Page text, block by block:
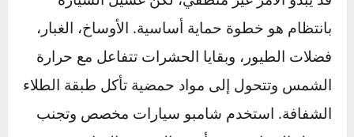
المقصورة الداخلية.
خط الدفاع الأول – الحماية الخارجية (طلاء
وهيكل السيارة)
هيكل سيارتك هو درعها الأول، وإليك كيفية الحفاظ